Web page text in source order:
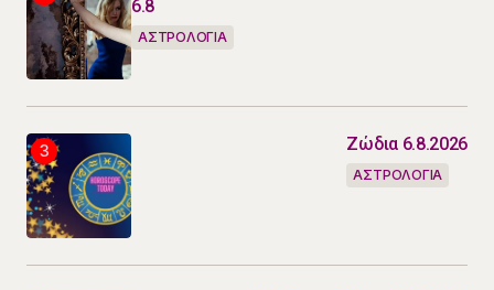
6.8
ΑΣΤΡΟΛΟΓΙΑ
Ζώδια 6.8.2026
ΑΣΤΡΟΛΟΓΙΑ